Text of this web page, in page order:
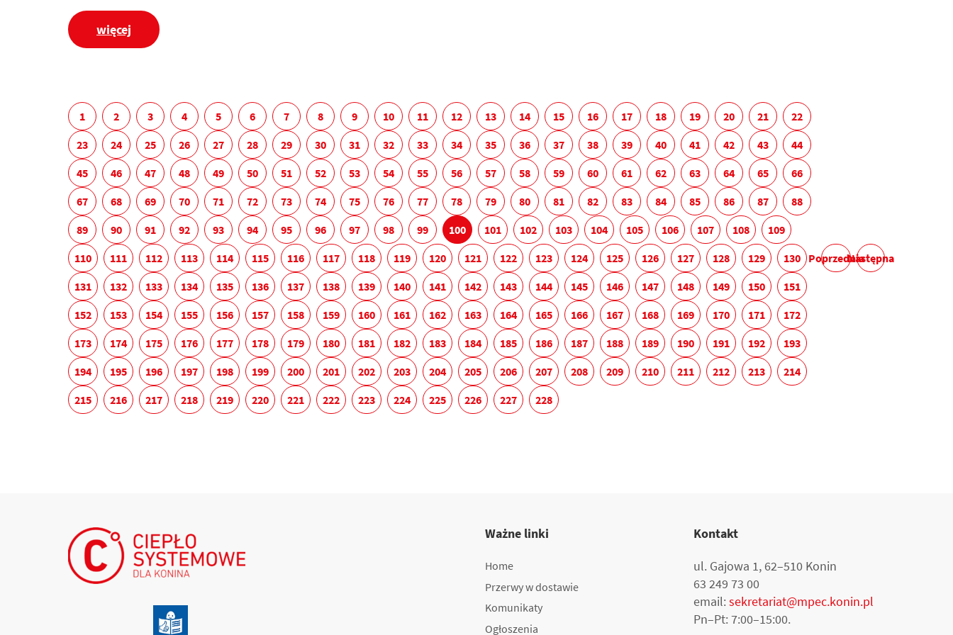
więcej
PoprzedniaNastępna
1 2 3 4 5 6 7 8 9 10 11 12 13 14 15 16 17 18 19 20 21
22
23
24 25 26 27 28 29 30 31 32 33 34 35 36 37 38 39 40 41 42 43
44
45
46 47 48 49 50 51 52 53 54 55 56 57 58 59 60 61 62 63 64 65
66
67
68 69 70 71 72 73 74 75 76 77 78 79 80 81 82 83 84 85 86 87
88
89
90 91 92 93 94 95 96 97 98 99 100 101 102 103 104 105 106 107 108
109
110
111 112 113 114 115 116 117 118 119 120 121 122 123 124 125 126 127 128 129
130
131
132 133 134 135 136 137 138 139 140 141 142 143 144 145 146 147 148 149 150
151
152
153 154 155 156 157 158 159 160 161 162 163 164 165 166 167 168 169 170 171
172
173
174 175 176 177 178 179 180 181 182 183 184 185 186 187 188 189 190 191 192
193
194
195 196 197 198 199 200 201 202 203 204 205 206 207 208 209 210 211 212 213
214
215
216 217 218 219 220 221 222 223 224 225 226 227 228
Ważne linki
Home
Przerwy w dostawie
Komunikaty
Ogłoszenia
Kontakt
ul. Gajowa 1, 62–510 Konin
63 249 73 00
email: sekretariat@mpec.konin.pl
Pn–Pt: 7:00–15:00.